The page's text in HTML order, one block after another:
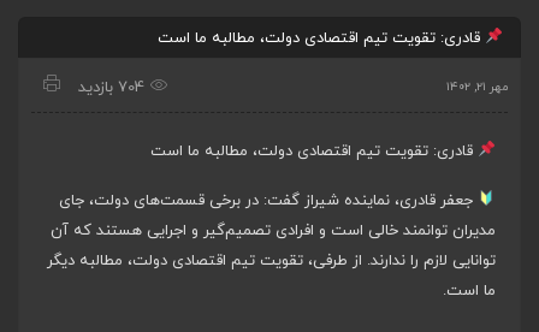
قادری: تقویت تیم اقتصادی دولت، مطالبه ما است
مهر ۲۱, ۱۴۰۲ 704 بازدید
قادری: تقویت تیم اقتصادی دولت، مطالبه ما است
جعفر قادری، نماینده شیراز گفت: در برخی قسمت‌های دولت، جای
مدیران توانمند خالی است و افرادی تصمیم‌گیر و اجرایی هستند که آن
توانایی لازم را ندارند. از طرفی، تقویت تیم اقتصادی دولت، مطالبه دیگر
ما است.